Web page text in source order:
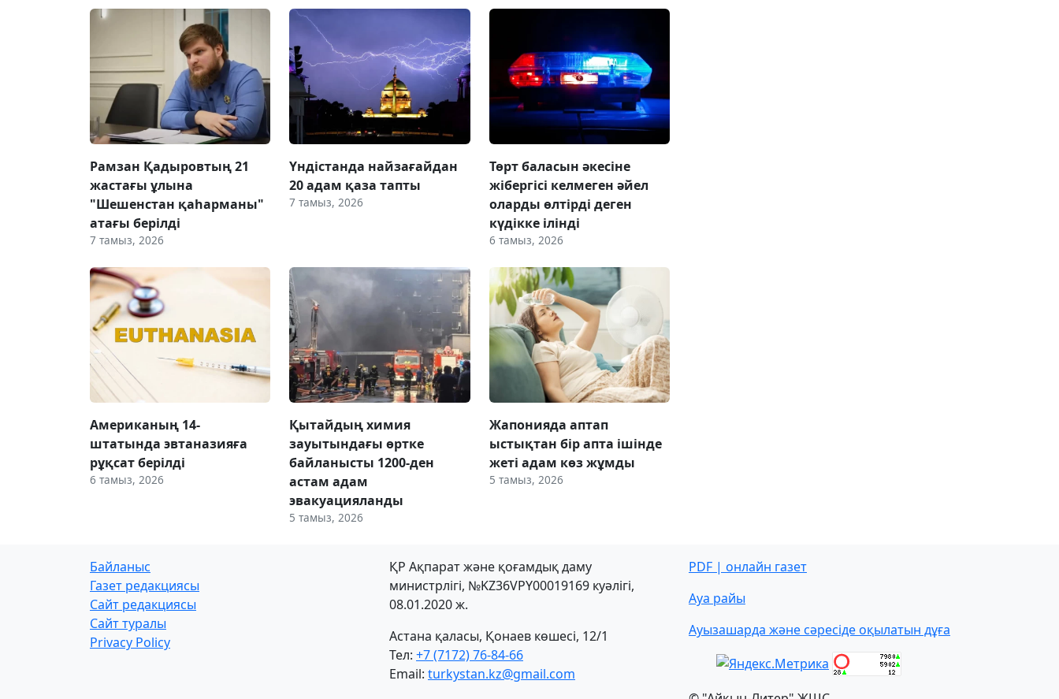
Рамзан Қадыровтың 21
жастағы ұлына
"Шешенстан қаһарманы"
атағы берілді
7 тамыз, 2026
Үндістанда найзағайдан
20 адам қаза тапты
7 тамыз, 2026
Төрт баласын әкесіне
жібергісі келмеген әйел
оларды өлтірді деген
күдікке ілінді
6 тамыз, 2026
Американың 14-
штатында эвтаназияға
рұқсат берілді
6 тамыз, 2026
Қытайдың химия
зауытындағы өртке
байланысты 1200-ден
астам адам
эвакуацияланды
5 тамыз, 2026
Жапонияда аптап
ыстықтан бір апта ішінде
жеті адам көз жұмды
5 тамыз, 2026
Байланыс
Газет редакциясы
Сайт редакциясы
Сайт туралы
Privacy Policy
ҚР Ақпарат және қоғамдық даму
министрлігі, №KZ36VPY00019169 куәлігі,
08.01.2020 ж.
Астана қаласы, Қонаев көшесі, 12/1
Тел: +7 (7172) 76-84-66
Email: turkystan.kz@gmail.com
PDF | онлайн газет
Ауа райы
Ауызашарда және сәресіде оқылатын дұға